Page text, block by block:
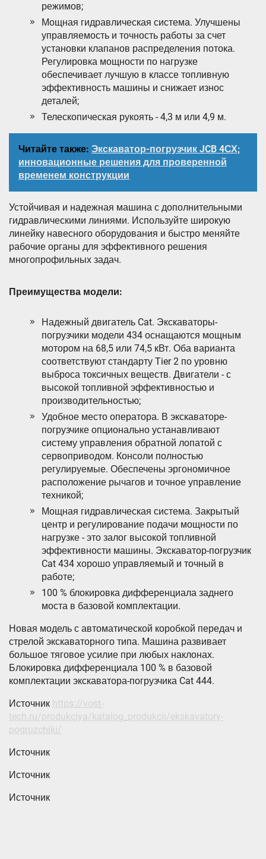
режимов;
Мощная гидравлическая система. Улучшены
управляемость и точность работы за счет
установки клапанов распределения потока.
Регулировка мощности по нагрузке
обеспечивает лучшую в классе топливную
эффективность машины и снижает износ
деталей;
Телескопическая рукоять - 4,3 м или 4,9 м.
Читайте также: Экскаватор-погрузчик JCB 4СХ;
инновационные решения для проверенной
временем конструкции
Устойчивая и надежная машина с дополнительными
гидравлическими линиями. Используйте широкую
линейку навесного оборудования и быстро меняйте
рабочие органы для эффективного решения
многопрофильных задач.
Преимущества модели:
Надежный двигатель Cat. Экскаваторы-
погрузчики модели 434 оснащаются мощным
мотором на 68,5 или 74,5 кВт. Оба варианта
соответствуют стандарту Tier 2 по уровню
выброса токсичных веществ. Двигатели - с
высокой топливной эффективностью и
производительностью;
Удобное место оператора. В экскаваторе-
погрузчике опционально устанавливают
систему управления обратной лопатой с
сервоприводом. Консоли полностью
регулируемые. Обеспечены эргономичное
расположение рычагов и точное управление
техникой;
Мощная гидравлическая система. Закрытый
центр и регулирование подачи мощности по
нагрузке - это залог высокой топливной
эффективности машины. Экскаватор-погрузчик
Cat 434 хорошо управляемый и точный в
работе;
100 % блокировка дифференциала заднего
моста в базовой комплектации.
Новая модель с автоматической коробкой передач и
стрелой экскаваторного типа. Машина развивает
большое тяговое усилие при любых наклонах.
Блокировка дифференциала 100 % в базовой
комплектации экскаватора-погрузчика Cat 444.
Источник https://vost-
tech.ru/produkciya/katalog_produkcii/ekskavatory-
pogruzchiki/
Источник
Источник
Источник